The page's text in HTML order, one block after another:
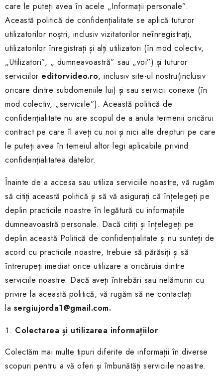
care le puteți avea în acele „Informații personale”.
Această politică de confidențialitate se aplică tuturor
utilizatorilor noștri, inclusiv vizitatorilor neînregistrați,
utilizatorilor înregistrați și alți utilizatori (în mod colectiv,
„Utilizatori”, „ dumneavoastră” sau „voi”) și tuturor
serviciilor editorvideo.ro, inclusiv site-ul nostru(inclusiv
oricare dintre subdomeniile lui) și sau servicii conexe (în
mod colectiv, „serviciile”). Această politică de
confidențialitate nu are scopul de a anula termenii oricărui
contract pe care îl aveți cu noi și nici alte drepturi pe care
le puteți avea în temeiul altor legi aplicabile privind
confidențialitatea datelor.
Înainte de a accesa sau utiliza serviciile noastre, vă rugăm
să citiți această politică și să vă asigurați că înțelegeți pe
deplin practicile noastre în legătură cu informațiile
dumneavoastră personale. Dacă citiți și înțelegeți pe
deplin această Politică de confidențialitate și nu sunteți de
acord cu practicile noastre, trebuie să părăsiți și să
întrerupeți imediat orice utilizare a oricăruia dintre
serviciile noastre. Dacă aveți întrebări sau nelămuriri cu
privire la această politică, vă rugăm să ne contactați
la sergiujorda1@gmail.com.
Colectarea și utilizarea informațiilor
Colectăm mai multe tipuri diferite de informații în diverse
scopuri pentru a vă oferi și îmbunătăți serviciile noastre.